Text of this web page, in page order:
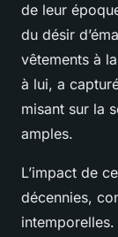
de leur
du désir
vêtements à
à lui, a
misant sur la
amples.
L’impact de
décennies,